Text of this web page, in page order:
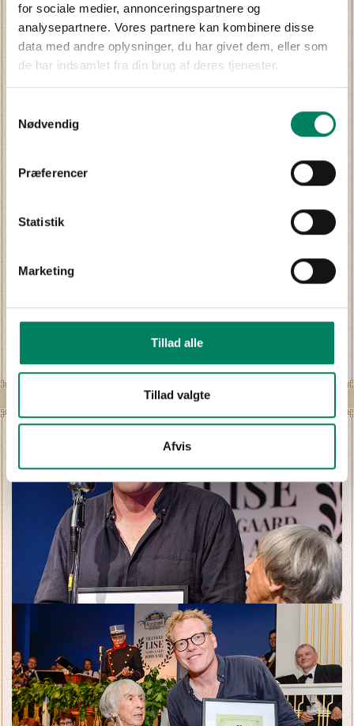
for sociale medier, annonceringspartnere og
analysepartnere. Vores partnere kan kombinere disse
data med andre oplysninger, du har givet dem, eller som
de har indsamlet fra din brug af deres tjenester.
Nødvendig
Præferencer
Statistik
Marketing
Tillad alle
Tillad valgte
Afvis